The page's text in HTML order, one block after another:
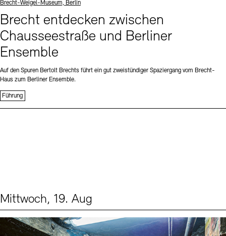
Standort
Brecht-Weigel-Museum, Berlin
Brecht entdecken zwischen
Chausseestraße und Berliner
Ensemble
Auf den Spuren Bertolt Brechts führt ein gut zweistündiger Spaziergang vom Brecht-
Haus zum Berliner Ensemble.
Führung
Mittwoch, 19. Aug